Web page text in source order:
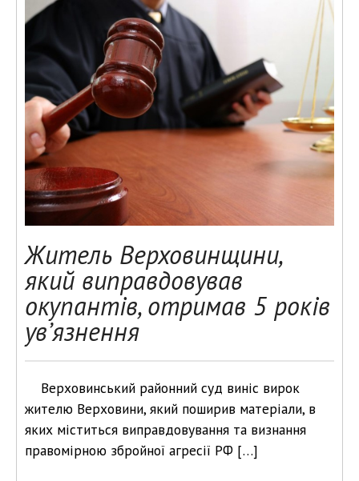
Житель Верховинщини,
який виправдовував
окупантів, отримав 5 років
ув’язнення
Верховинський районний суд виніс вирок
жителю Верховини, який поширив матеріали, в
яких міститься виправдовування та визнання
правомірною збройної агресії РФ […]